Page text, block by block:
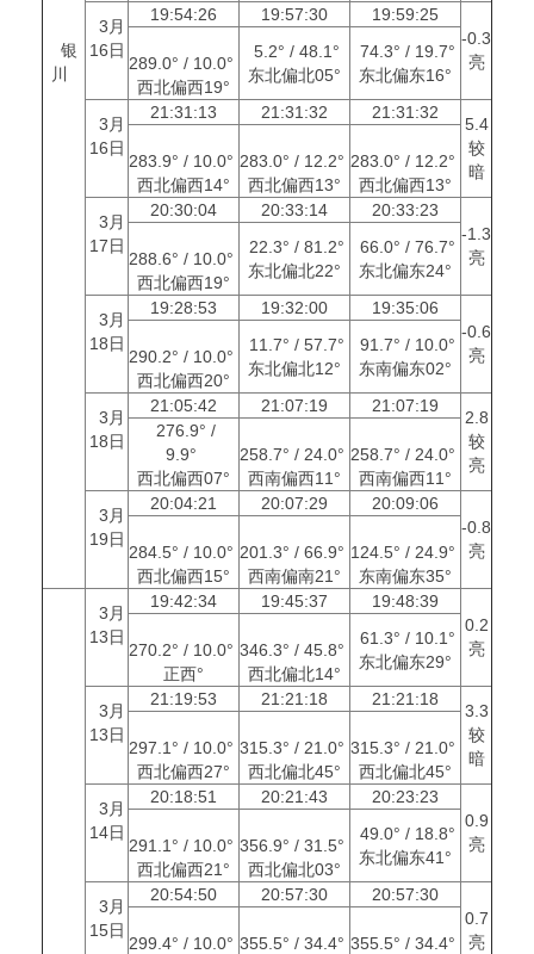
银
川
3月
16日
19:54:26 19:57:30
19:59:25
-0.3
亮
289.0° / 10.0°
西北偏西19°
5.2° / 48.1°
东北偏北05°
74.3° / 19.7°
东北偏东16°
3月
16日
21:31:13 21:31:32 21:31:32
5.4
较
暗
283.9° / 10.0°
西北偏西14°
283.0° / 12.2°
西北偏西13°
283.0° / 12.2°
西北偏西13°
3月
17日
20:30:04 20:33:14
20:33:23
-1.3
亮
288.6° / 10.0°
西北偏西19°
22.3° / 81.2°
东北偏北22°
66.0° / 76.7°
东北偏东24°
3月
18日
19:28:53 19:32:00
19:35:06
-0.6
亮
290.2° / 10.0°
西北偏西20°
11.7° / 57.7°
东北偏北12°
91.7° / 10.0°
东南偏东02°
3月
18日
21:05:42 21:07:19 21:07:19
2.8
较
亮
276.9° /
9.9°
西北偏西07°
258.7° / 24.0°
西南偏西11°
258.7° / 24.0°
西南偏西11°
3月
19日
20:04:21 20:07:29
20:09:06
-0.8
亮
284.5° / 10.0°
西北偏西15°
201.3° / 66.9°
西南偏南21°
124.5° / 24.9°
东南偏东35°
3月
13日
19:42:34 19:45:37
19:48:39
0.2
亮
270.2° / 10.0°
正西°
346.3° / 45.8°
西北偏北14°
61.3° / 10.1°
东北偏东29°
3月
13日
21:19:53 21:21:18 21:21:18
3.3
较
暗
297.1° / 10.0°
西北偏西27°
315.3° / 21.0°
西北偏北45°
315.3° / 21.0°
西北偏北45°
3月
14日
20:18:51 20:21:43
20:23:23
0.9
亮
291.1° / 10.0°
西北偏西21°
356.9° / 31.5°
西北偏北03°
49.0° / 18.8°
东北偏东41°
3月
15日
20:54:50 20:57:30
20:57:30
0.7
亮
299.4° / 10.0° 355.5° / 34.4° 355.5° / 34.4°